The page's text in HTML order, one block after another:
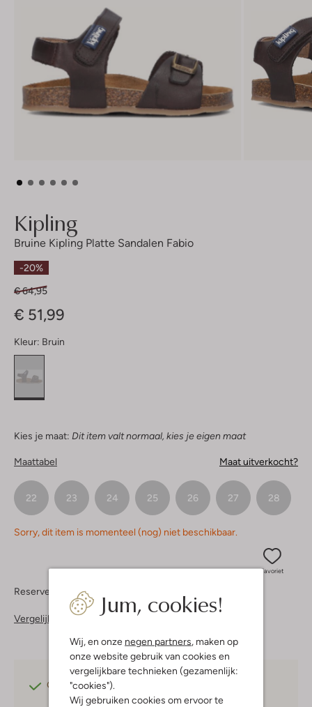
Jum, cookies!
Wij, en onze negen partners , maken op
onze website gebruik van cookies en
vergelijkbare technieken (gezamenlijk:
"cookies").
Wij gebruiken cookies om ervoor te
Kipling
Bruine Kipling Platte Sandalen Fabio
-20%
€ 64,95
€ 51,99
Kleur: Bruin
Kies je maat: Dit item valt normaal, kies je eigen maat
Maattabel Maat uitverkocht?
22 23 24 25 26 27 28
Sorry, dit item is momenteel (nog) niet beschikbaar.
Favoriet
Reserveer direct in een van onze 37 boutiques
Vergelijkbare items
Gratis verzending